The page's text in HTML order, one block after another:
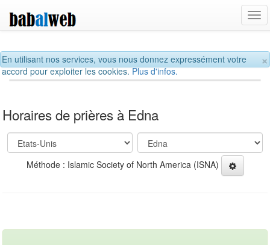
×
En utilisant nos services, vous nous donnez expressément votre
accord pour exploiter les cookies.Plus d'infos.
Horaires de prières à Edna
Méthode : Islamic Society of North America (ISNA)